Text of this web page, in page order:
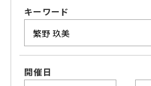
キーワード
開催日